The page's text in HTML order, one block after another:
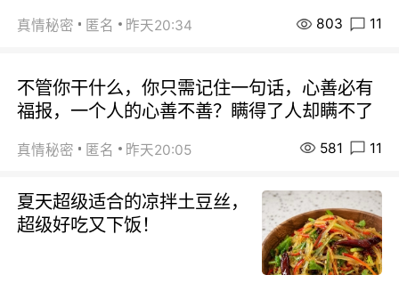
真情秘密 匿名 昨天20:34 803 11
不管你干什么，你只需记住一句话，心善必有
福报，一个人的心善不善？瞒得了人却瞒不了
真情秘密 匿名 昨天20:05 581 11
夏天超级适合的凉拌土豆丝，
超级好吃又下饭！